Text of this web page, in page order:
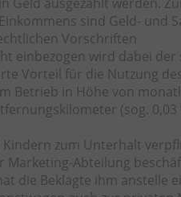
Geld ausgezahlt werden.
sind Geld- und
Vorschriften
einbezogen wird dabei der
Vorteil für die Nutzung
Betrieb in Höhe von
(sog. 0,03
zum Unterhalt
Marketing-Abteilung
die Beklagte ihm anstelle